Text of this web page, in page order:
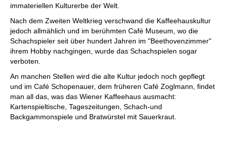
immateriellen Kulturerbe der Welt.
Nach dem Zweiten Weltkrieg verschwand die Kaffeehauskultur
jedoch allmählich und im berühmten Café Museum, wo die
Schachspieler seit über hundert Jahren im "Beethovenzimmer"
ihrem Hobby nachgingen, wurde das Schachspielen sogar
verboten.
An manchen Stellen wird die alte Kultur jedoch noch gepflegt
und im Café Schopenauer, dem früheren Café Zoglmann, findet
man all das, was das Wiener Kaffeehaus ausmacht:
Kartenspieltische, Tageszeitungen, Schach-und
Backgammonspiele und Bratwürstel mit Sauerkraut.